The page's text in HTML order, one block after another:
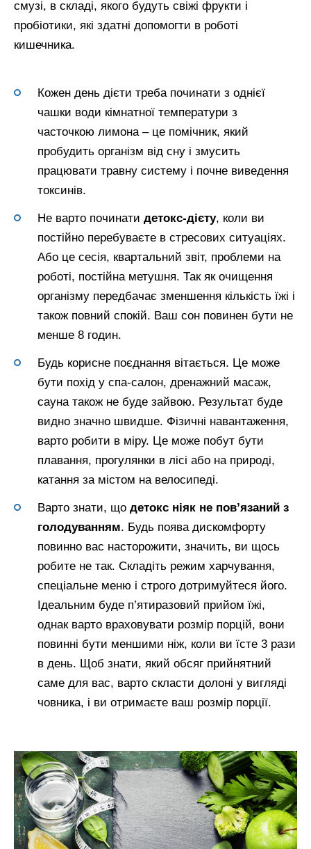
смузі, в складі, якого будуть свіжі фрукти і
пробіотики, які здатні допомогти в роботі
кишечника.
Кожен день дієти треба починати з однієї
чашки води кімнатної температури з
часточкою лимона – це помічник, який
пробудить організм від сну і змусить
працювати травну систему і почне виведення
токсинів.
Не варто починати детокс-дієту, коли ви
постійно перебуваєте в стресових ситуаціях.
Або це сесія, квартальний звіт, проблеми на
роботі, постійна метушня. Так як очищення
організму передбачає зменшення кількість їжі і
також повний спокій. Ваш сон повинен бути не
менше 8 годин.
Будь корисне поєднання вітається. Це може
бути похід у спа-салон, дренажний масаж,
сауна також не буде зайвою. Результат буде
видно значно швидше. Фізичні навантаження,
варто робити в міру. Це може побут бути
плавання, прогулянки в лісі або на природі,
катання за містом на велосипеді.
Варто знати, що детокс ніяк не пов’язаний з
голодуванням. Будь поява дискомфорту
повинно вас насторожити, значить, ви щось
робите не так. Складіть режим харчування,
спеціальне меню і строго дотримуйтеся його.
Ідеальним буде п’ятиразовий прийом їжі,
однак варто враховувати розмір порцій, вони
повинні бути меншими ніж, коли ви їсте 3 рази
в день. Щоб знати, який обсяг прийнятний
саме для вас, варто скласти долоні у вигляді
човника, і ви отримаєте ваш розмір порції.